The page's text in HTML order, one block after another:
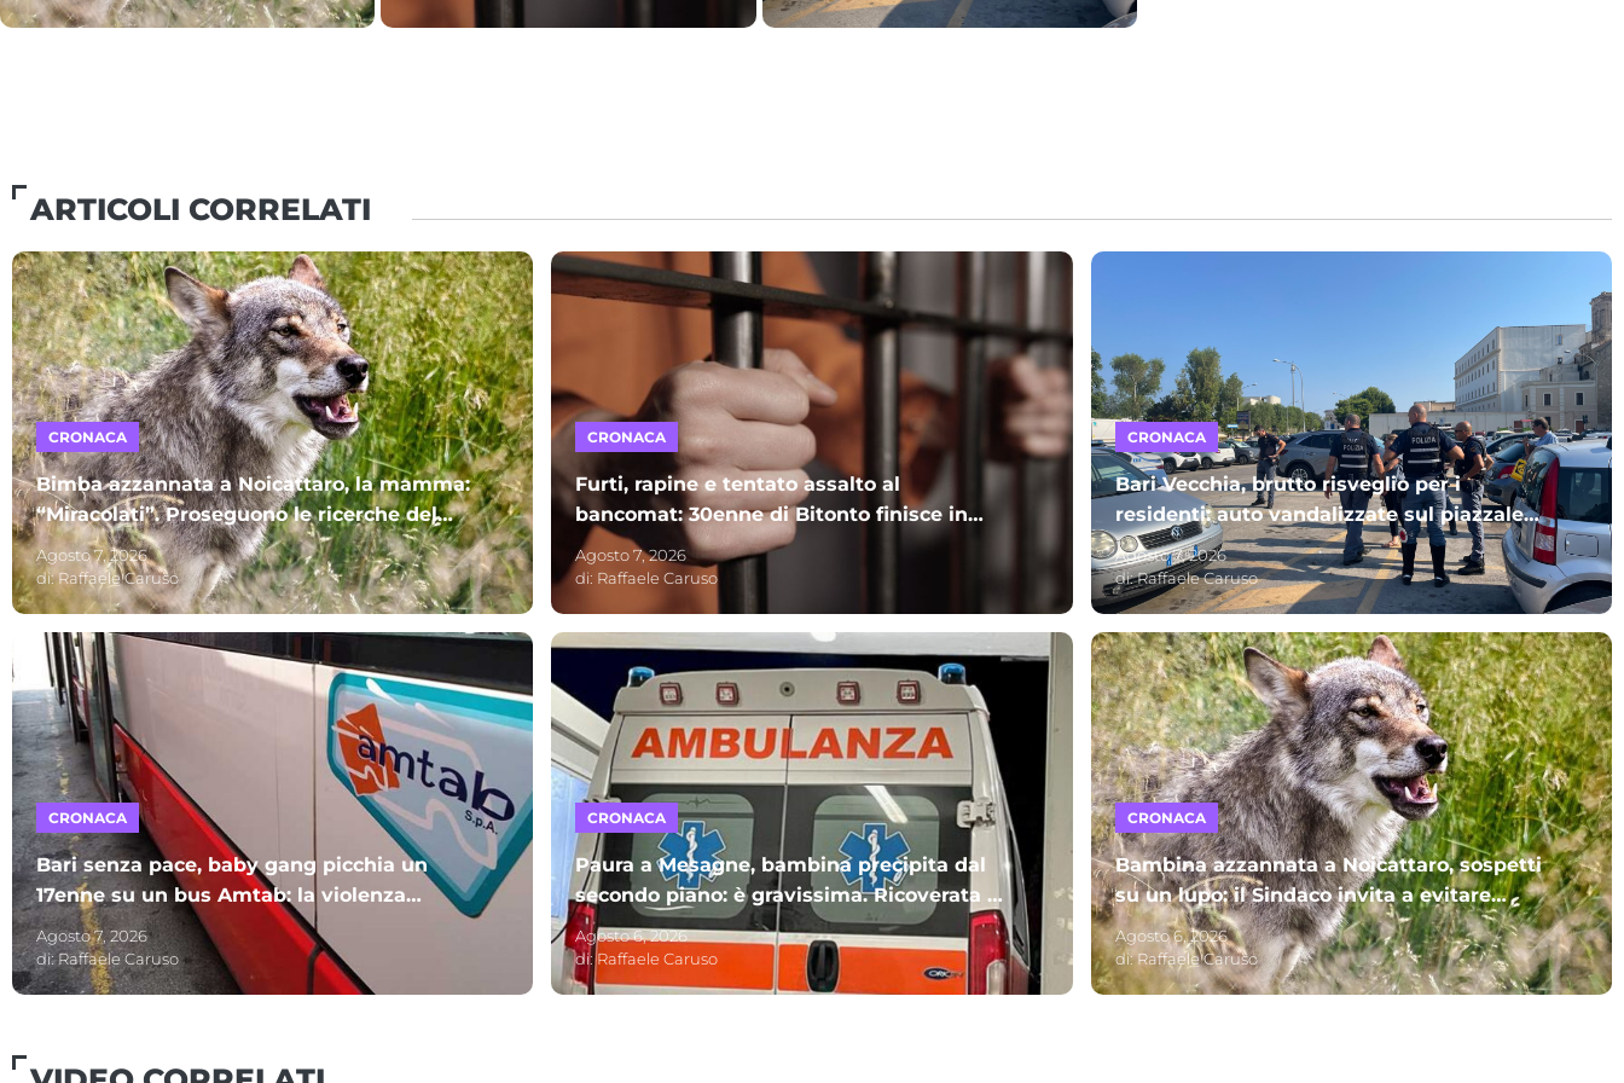
ARTICOLI CORRELATI
CRONACA
Bimba azzannata a Noicattaro, la mamma:
“Miracolati”. Proseguono le ricerche del
lupo
Agosto 7, 2026
di:Raffaele Caruso
CRONACA
Furti, rapine e tentato assalto al
bancomat: 30enne di Bitonto finisce in
carcere
Agosto 7, 2026
di: Raffaele Caruso
CRONACA
Bari Vecchia, brutto risveglio per i
residenti: auto vandalizzate sul piazzale
Mincuzzi
Agosto 7, 2026
di:Raffaele Caruso
CRONACA
Bari senza pace, baby gang picchia un
17enne su un bus Amtab: la violenza
ripresa con un telefonino
Agosto 7, 2026
di:Raffaele Caruso
CRONACA
Paura a Mesagne, bambina precipita dal
secondo piano: è gravissima. Ricoverata al
Policlinico di Bari
Agosto 6, 2026
di:Raffaele Caruso
CRONACA
Bambina azzannata a Noicattaro, sospetti
su un lupo: il Sindaco invita a evitare
parchi e campagne
Agosto 6, 2026
di:Raffaele Caruso